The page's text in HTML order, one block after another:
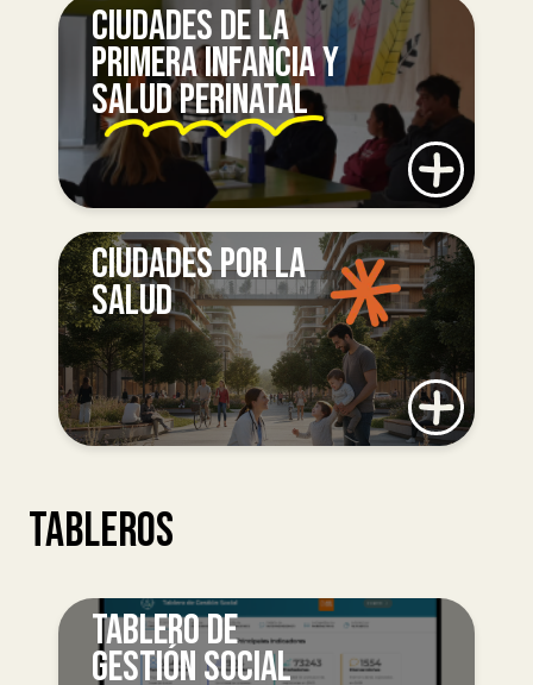
CIUDADES DE LA
PRIMERA INFANCIA Y
SALUD PERINATAL
CIUDADES POR LA
SALUD
TABLEROS
TABLERO DE
GESTIÓN SOCIAL